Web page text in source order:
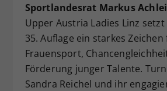
Sportlandesrat Markus
Upper Austria Ladies Linz
35. Auflage ein starkes Zeichen
Frauensport,
Förderung junger Talente.
Sandra Reichel und ihr